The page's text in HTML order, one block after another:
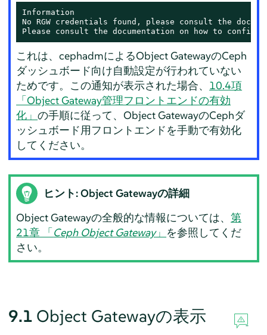
Information
No RGW credentials found, please consult the
Please consult the documentation on how to
これは、cephadmによるObject GatewayのCeph
ダッシュボード向け自動設定が行われていない
ためです。この通知が表示された場合、 10.4項
「Object Gateway管理フロントエンドの有効
化」の手順に従って、Object GatewayのCephダ
ッシュボード用フロントエンドを手動で有効化
してください。
ヒント: Object Gatewayの詳細
Object Gatewayの全般的な情報については、第
21章 「Ceph Object Gateway」 を参照してくだ
さい。
9.1 Object Gatewayの表示